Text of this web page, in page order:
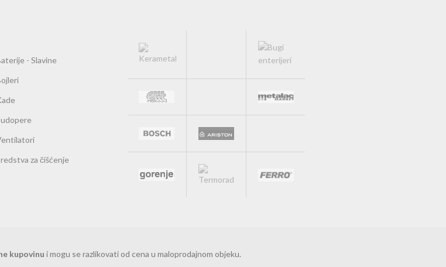
- Slavine
za čišćenje
kupovinu i mogu se razlikovati od cena u maloprodajnom objeku.